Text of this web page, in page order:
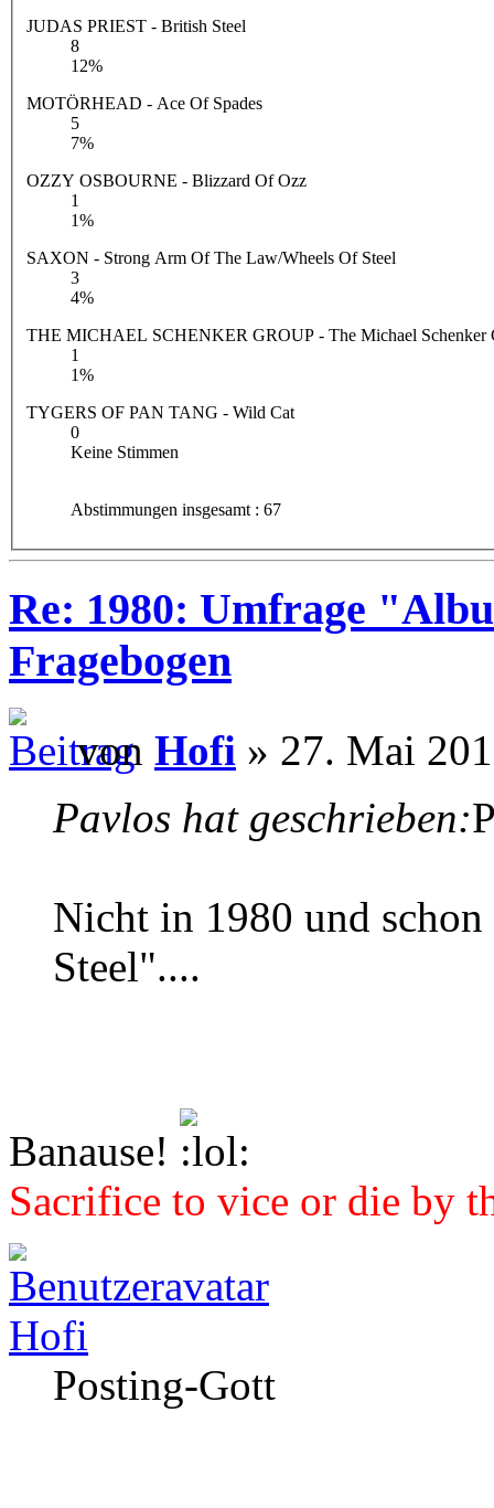
JUDAS PRIEST - British Steel
8
12%
MOTÖRHEAD - Ace Of Spades
5
7%
OZZY OSBOURNE - Blizzard Of Ozz
1
1%
SAXON - Strong Arm Of The Law/Wheels Of Steel
3
4%
THE MICHAEL SCHENKER GROUP - The Michael Schenker
1
1%
TYGERS OF PAN TANG - Wild Cat
0
Keine Stimmen
Abstimmungen insgesamt : 67
Re: 1980: Umfrage
Fragebogen
von Hofi » 27. Mai
Pavlos hat geschrieben:
Nicht in 1980 und
Steel"....
Banause!
Sacrifice to vice or die by
Hofi
Posting-Gott